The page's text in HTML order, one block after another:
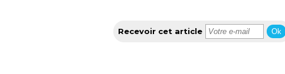
Recevoir cet article Ok